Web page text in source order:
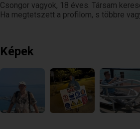
Csongor vagyok, 18 éves. Társam
Ha megtetszett a profilom, s többre
Képek